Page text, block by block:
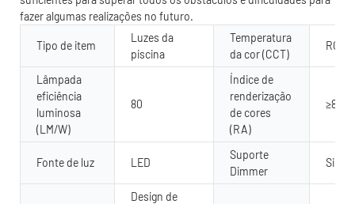
fazer algumas realizações no futuro.
Tipo de item
Luzes da
piscina
Temperatura
da cor (CCT)
RGB
Lâmpada
eficiência
luminosa
(LM/W)
80
Índice de
renderização
de cores
(RA)
≥80
Fonte de luz LED
Suporte
Dimmer
Sim
Design de